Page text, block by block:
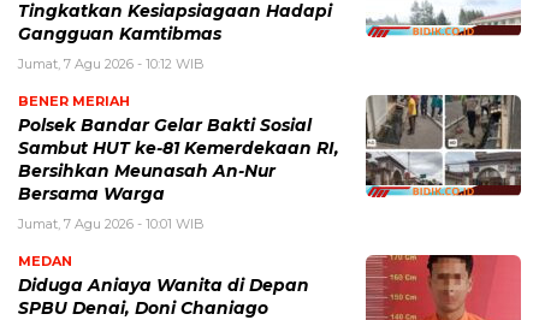
Tingkatkan Kesiapsiagaan Hadapi
Gangguan Kamtibmas
Jumat, 7 Agu 2026 - 10:12 WIB
BENER MERIAH
Polsek Bandar Gelar Bakti Sosial
Sambut HUT ke-81 Kemerdekaan RI,
Bersihkan Meunasah An-Nur
Bersama Warga
Jumat, 7 Agu 2026 - 10:01 WIB
MEDAN
Diduga Aniaya Wanita di Depan
SPBU Denai, Doni Chaniago